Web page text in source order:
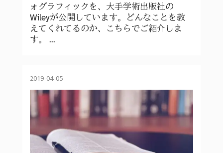
ォグラフィックを、大手学術出版社の
Wileyが公開しています。どんなことを教
えてくれてるのか、こちらでご紹介しま
す。 ...
2019-04-05